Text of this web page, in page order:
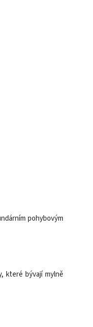
pohybovým
které bývají mylně